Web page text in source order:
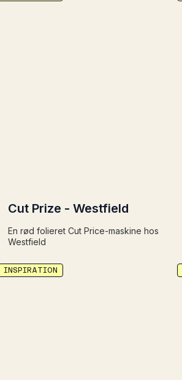
Cut Prize - Westfield
En rød folieret Cut Price-maskine hos
Westfield
INSPIRATION